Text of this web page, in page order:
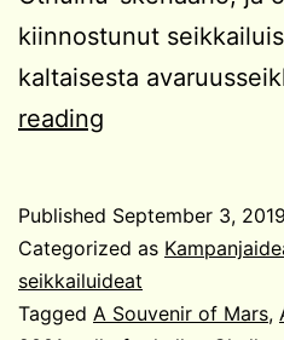
kiinnostunut
kaltaisesta
reading
Published September 3, 2019
Categorized as
seikkailuideat
Tagged A Souvenir of Mars,